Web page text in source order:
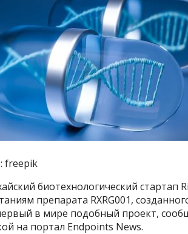
freepik
биотехнологический стартап
препарата RXRG001,
в мире подобный проект,
на портал Endpoints News.